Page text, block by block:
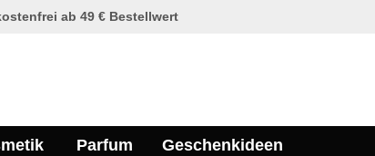
ab 49 € Bestellwert
Parfum Geschenkideen